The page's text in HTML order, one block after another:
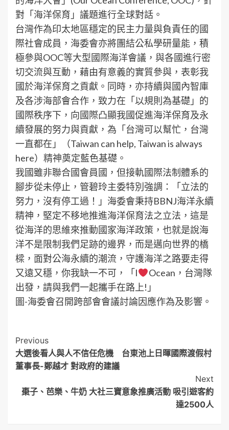
對「海洋保育」議題進行全球對話。
台灣作為印太地區穩定的民主力量與負責任的國
際社會成員，海委會亦將團結公私學研量能，積
極參與OOC等大型國際海洋會議，與各國進行密
切交流與互動，藉由有意義的實質參與，表彰我
國於海洋保育之貢獻。同時，亦持續與國內智庫
及各涉海部會合作，致力在「以規則為基礎」的
國際秩序下，向國際凸顯我國促進海洋保育及永
續發展的努力與貢獻，為「台灣可以幫忙，台灣
一直都在」（Taiwan can help, Taiwan is always
here）精神奠定藍色基礎。
我國雖非聯合國會員國，但接軌國際法制體系的
腳步從未停止，管碧玲主委特別強調：「立法的
努力，沒有停工過！」海委會秉持BBNJ海洋永續
精神，堅定不移地推進海洋保育法之立法，這是
從海洋的思維來推動國家海洋政策，也就是說海
洋不是限制我們足跡的邊界，而是邁向世界的橋
樑，面對公海永續的潮流，守護海洋之路要走得
又遠又穩，你我缺一不可，「I
Ocean，台灣隊
出發，請與我們一起攜手在路上!」
圖-海委會召開跨部會會議討論因應作為及影響。
Post
Navigation
Previous
大選後看人與人不信任危機 台東池上日暉國際渡假村
董事長-鄭越才 對政府的建議
Next
棗子、芭樂、牛奶 大社三寶意象推廣活動 吸引遊客約
達2500人